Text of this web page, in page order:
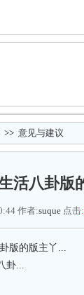
>> 意见与建议
活八卦版
作者:suque 点击:
版的版主丫...
卦...